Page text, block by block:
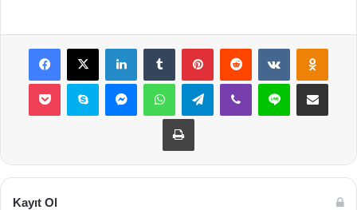
Facebook
X LinkedInTumblr PinterestReddit VKontakte
Pocket Skype MessengerWhatsAppTelegramViber Line E-Posta ile
Yazdır
Kayıt Ol